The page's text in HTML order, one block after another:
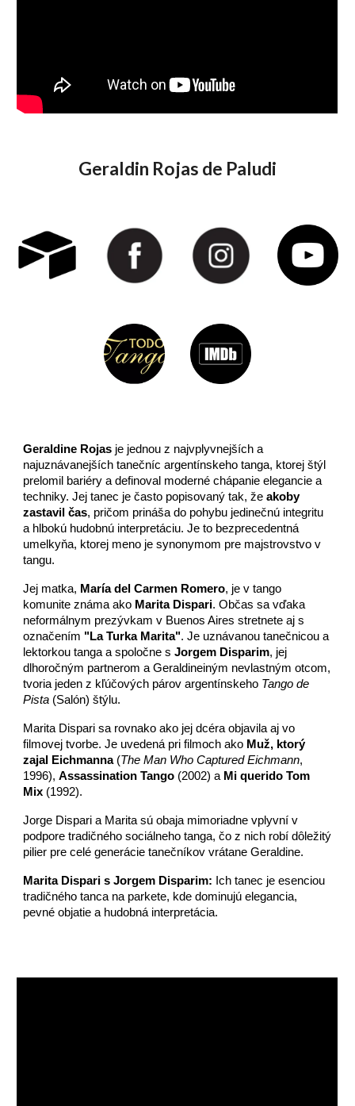
Geraldin Rojas de Paludi
Geraldine Rojas je jednou z najvplyvnejších a
najuznávanejších tanečníc argentínskeho tanga, ktorej štýl
prelomil bariéry a definoval moderné chápanie elegancie a
techniky. Jej tanec je často popisovaný tak, žeakoby
zastavil čas, pričom prináša do pohybu jedinečnú integritu
a hlbokú hudobnú interpretáciu. Je to bezprecedentná
umelkyňa, ktorej meno je synonymom pre majstrovstvo v
tangu.
Jej matka, María del Carmen Romero, je v tango
komunite známa ako Marita Dispari. Občas sa vďaka
neformálnym prezývkam v Buenos Aires stretnete aj s
označením "La Turka Marita". Je uznávanou tanečnicou a
lektorkou tanga a spoločne sJorgem Disparim, jej
dlhoročným partnerom a Geraldineiným nevlastným otcom,
tvoria jeden z kľúčových párov argentínskeho Tango de
Pista (Salón) štýlu.
Marita Dispari sa rovnako ako jej dcéra objavila aj vo
filmovej tvorbe. Je uvedená pri filmoch ako Muž, ktorý
zajal Eichmanna(The Man Who Captured Eichmann,
1996),Assassination Tango (2002) a Mi querido Tom
Mix (1992).
Jorge Dispari a Marita sú obaja mimoriadne vplyvní v
podpore tradičného sociálneho tanga, čo z nich robí dôležitý
pilier pre celé generácie tanečníkov vrátane Geraldine.
Marita Dispari s Jorgem Disparim: Ich tanec je esenciou
tradičného tanca na parkete, kde dominujú elegancia,
pevné objatie a hudobná interpretácia.